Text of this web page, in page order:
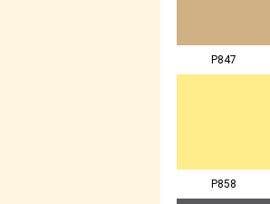
P847
P858